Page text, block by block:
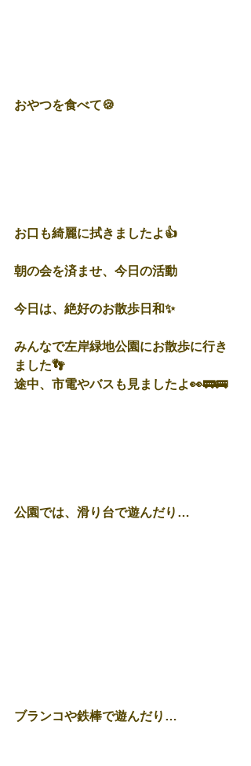
おやつを食べて🍪
お口も綺麗に拭きましたよ👍
朝の会を済ませ、今日の活動
今日は、絶好のお散歩日和✨
みんなで左岸緑地公園にお散歩に行き
ました👣
途中、市電やバスも見ましたよ👀🚃🚌
公園では、滑り台で遊んだり…
ブランコや鉄棒で遊んだり…